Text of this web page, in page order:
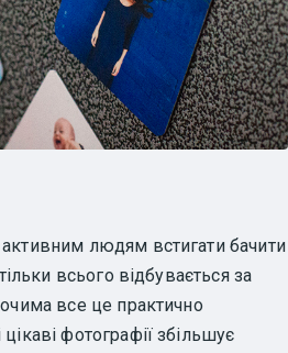
людям встигати бачити
всього відбувається за
все це практично
фотографії збільшує